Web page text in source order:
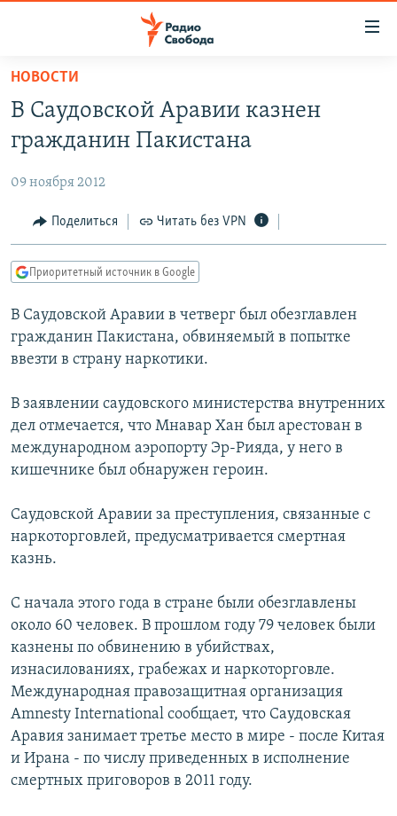
упрощенного
доступа
основному
Вернутся
главной
навигации
Вернутся
поиску
ПОДКАСТЫ
АВТОРСКИЕ ПРОЕКТЫ
ЦИТАТЫ СВОБОДЫ
МНЕНИЯ
IDEL.РЕАЛИИ
КАВКАЗ.РЕАЛИИ
СЕВЕР.РЕАЛИИ
РАСПИСАНИЕ ВЕЩАНИЯ
ПОДПИШИТЕСЬ НА РАССЫЛКУ
Все сайты РСЕ/РС
НОВОСТИ
В Саудовской Аравии казнен
гражданин Пакистана
09 ноября 2012
Поделиться Читать без VPN
Приоритетный источник в Google
В Саудовской Аравии в четверг был обезглавлен
гражданин Пакистана, обвиняемый в попытке
ввезти в страну наркотики.
В заявлении саудовского министерства внутренних
дел отмечается, что Мнавар Хан был арестован в
международном аэропорту Эр-Рияда, у него в
кишечнике был обнаружен героин.
Саудовской Аравии за преступления, связанные с
наркоторговлей, предусматривается смертная
казнь.
С начала этого года в стране были обезглавлены
около 60 человек. В прошлом году 79 человек были
казнены по обвинению в убийствах,
изнасилованиях, грабежах и наркоторговле.
Международная правозащитная организация
Amnesty International сообщает, что Саудовская
Аравия занимает третье место в мире - после Китая
и Ирана - по числу приведенных в исполнение
смертных приговоров в 2011 году.